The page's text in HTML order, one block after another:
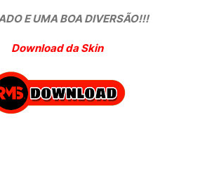
E UMA BOA DIVERSÃO!!!
Download da Skin